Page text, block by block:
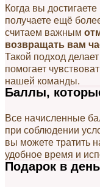
Когда вы
получаете ещё
считаем важным
возвращать вам
Такой подход
помогает
нашей команды.
Баллы,
Все начисленные
при соблюдении
вы можете тратить
удобное время и
Подарок в